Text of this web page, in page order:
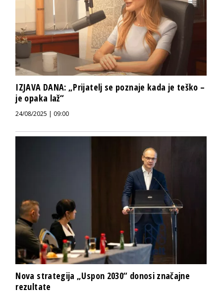
IZJAVA DANA: „Prijatelj se poznaje kada je teško –
je opaka laž“
24/08/2025 | 09:00
Nova strategija „Uspon 2030“ donosi značajne
rezultate